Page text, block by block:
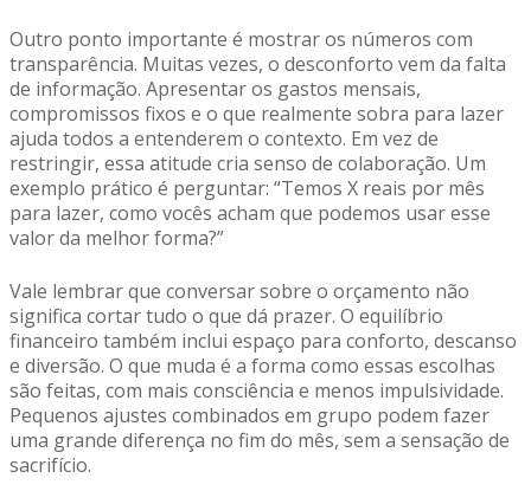
Outro ponto importante é mostrar os números com
transparência. Muitas vezes, o desconforto vem da falta
de informação. Apresentar os gastos mensais,
compromissos fixos e o que realmente sobra para lazer
ajuda todos a entenderem o contexto. Em vez de
restringir, essa atitude cria senso de colaboração. Um
exemplo prático é perguntar: “Temos X reais por mês
para lazer, como vocês acham que podemos usar esse
valor da melhor forma?”
Vale lembrar que conversar sobre o orçamento não
significa cortar tudo o que dá prazer. O equilíbrio
financeiro também inclui espaço para conforto, descanso
e diversão. O que muda é a forma como essas escolhas
são feitas, com mais consciência e menos impulsividade.
Pequenos ajustes combinados em grupo podem fazer
uma grande diferença no fim do mês, sem a sensação de
sacrifício.